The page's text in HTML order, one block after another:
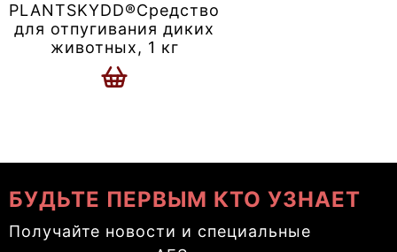
PLANTSKYDD®Средство
для отпугивания диких
животных, 1 кг
БУДЬТЕ ПЕРВЫМ КТО УЗНАЕТ
Получайте новости и специальные